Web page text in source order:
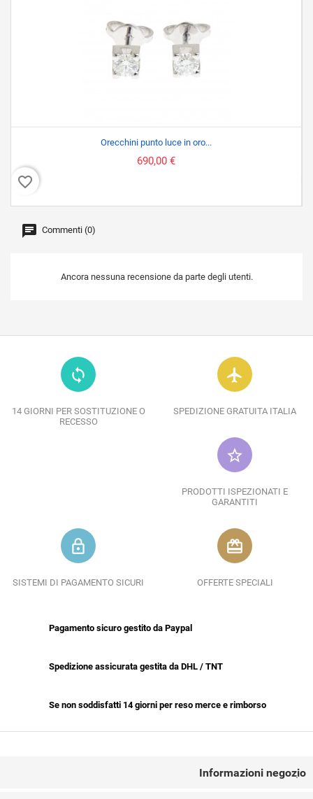
Orecchini punto luce in oro...
690,00 €
favorite_border
Commenti (0)
Ancora nessuna recensione da parte degli utenti.
loop
14 GIORNI PER SOSTITUZIONE O
RECESSO
flight
SPEDIZIONE GRATUITA ITALIA
star_border
PRODOTTI ISPEZIONATI E
GARANTITI
lock_outline
SISTEMI DI PAGAMENTO SICURI
redeem
OFFERTE SPECIALI
Pagamento sicuro gestito da Paypal
Spedizione assicurata gestita da DHL / TNT
Se non soddisfatti 14 giorni per reso merce e rimborso

Informazioni negozio